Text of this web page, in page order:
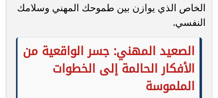
الخاص الذي يوازن بين طموحك المهني وسلامك
النفسي.
الصعيد المهني: جسر الواقعية من
الأفكار الحالمة إلى الخطوات
الملموسة